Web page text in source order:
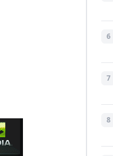
6
7
8